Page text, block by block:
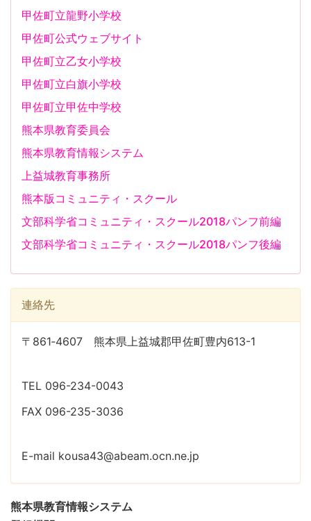
甲佐町立龍野小学校
甲佐町公式ウェブサイト
甲佐町立乙女小学校
甲佐町立白旗小学校
甲佐町立甲佐中学校
熊本県教育委員会
熊本県教育情報システム
上益城教育事務所
熊本版コミュニティ・スクール
文部科学省コミュニティ・スクール2018パンフ前編
文部科学省コミュニティ・スクール2018パンフ後編
連絡先
〒861‐4607 熊本県上益城郡甲佐町豊内613-1
TEL 096-234-0043
FAX 096-235-3036
E-mail kousa43@abeam.ocn.ne.jp
熊本県教育情報システム